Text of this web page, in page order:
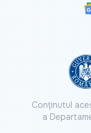
Conținutul
a